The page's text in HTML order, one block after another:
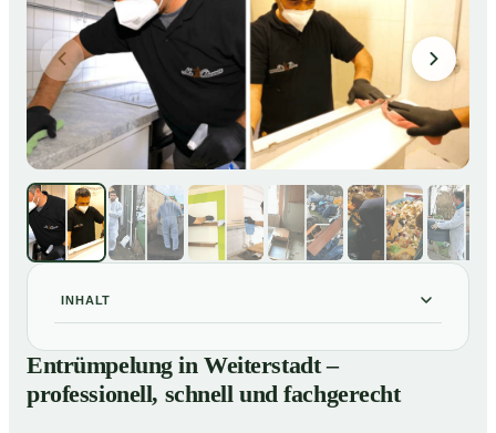
INHALT
01Entrümpelung in Weiterstadt – professionell, schnell
und fachgerecht
Entrümpelung in Weiterstadt –
professionell, schnell und fachgerecht